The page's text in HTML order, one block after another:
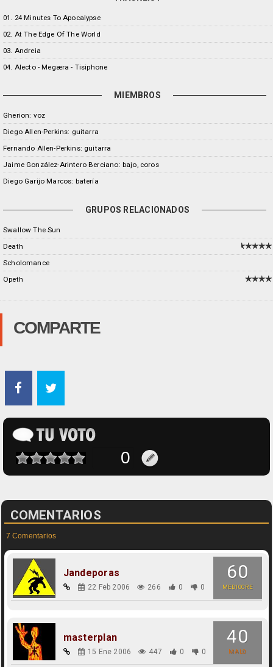
01. 24 Minutes To Apocalypse
02. At The Edge Of The World
03. Andreia
04. Alecto - Megæra - Tisiphone
MIEMBROS
Gherion: voz
Diego Allen-Perkins: guitarra
Fernando Allen-Perkins: guitarra
Jaime González-Arintero Berciano: bajo, coros
Diego Garijo Marcos: batería
GRUPOS RELACIONADOS
Swallow The Sun
Death
Scholomance
Opeth
COMPARTE
COMENTARIOS
7 Comentarios
60
MEDIOCRE
Jandeporas
22 Feb 2006 266 0 0
40
MALO
masterplan
15 Ene 2006 447 0 0